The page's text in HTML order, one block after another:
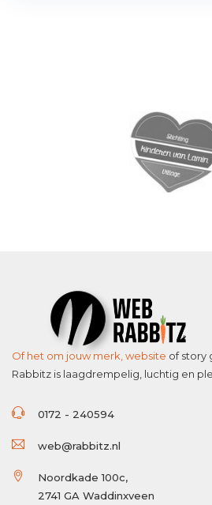
Of het om jouw merk, website of story
Rabbitz is laagdrempelig, luchtig en
0172 - 240594
web@rabbitz.nl
Noordkade 100c,
2741 GA Waddinxveen